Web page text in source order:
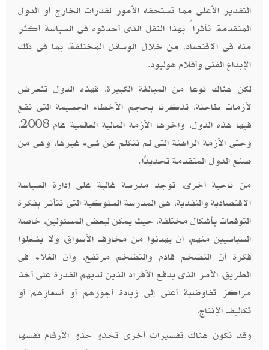
التقدير الأعلى مما تستحقه الأمور لقدرات الخارج أو الدول
المتقدمة، تأثراً بهذا النقل الذى أحدثوه فى السياسة أكثر
منه فى الاقتصاد، من خلال الوسائل المختلفة، بما فى ذلك
الإبداع الفنى وأفلام هوليود.
لكن هناك نوعا من المبالغة الكبيرة، فهذه الدول تتعرض
لأزمات طاحنة، تذكرنا بحجم الأخطاء الجسيمة التى تقع
فيها هذه الدول، وآخرها الأزمة المالية العالمية عام 2008،
وحتى الأزمة الراهنة التى لم نتكلم عن شىء غيرها، وهى من
صنع الدول المتقدمة تحديدًا.
من ناحية أخرى، توجد مدرسة غالبة على إدارة السياسة
الاقتصادية والنقدية، هى المدرسة السلوكية التى تتأثر بفكرة
التوقعات بأشكال مختلفة، حيث يمكن لبعض المسئولين، خاصة
السياسيين منهم، أن يهدئوا من مخاوف الأسواق، ولا يشعلوا
فكرة أن التضخم قادم والتضخم مرتفع، وأن الغلاء فى
الطريق، الأمر الذى يدفع الأفراد الذين لديهم القدرة على أخذ
مراكز تفاوضية أعلى إلى زيادة أجورهم أو أسعارهم أو
تكاليف الإنتاج.
وقد تكون هناك تفسيرات أخرى تحذو حذو الأرقام نفسها